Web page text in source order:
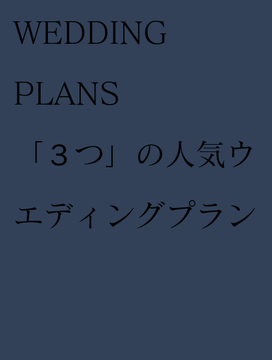
WEDDING
PLANS
「３つ」の人気ウ
エディングプラン